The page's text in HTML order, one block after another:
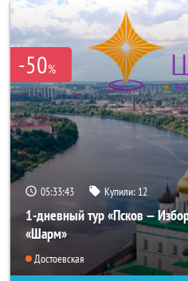
-50%
05:33:41 Купили: 12
1-дневный тур «Псков —
«Шарм»
Достоевская